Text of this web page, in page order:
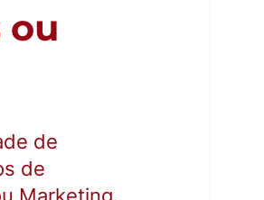
ou
de
de